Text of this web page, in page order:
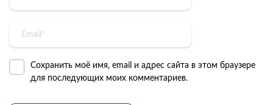
Сохранить моё имя, email и адрес сайта в этом браузере
для последующих моих комментариев.